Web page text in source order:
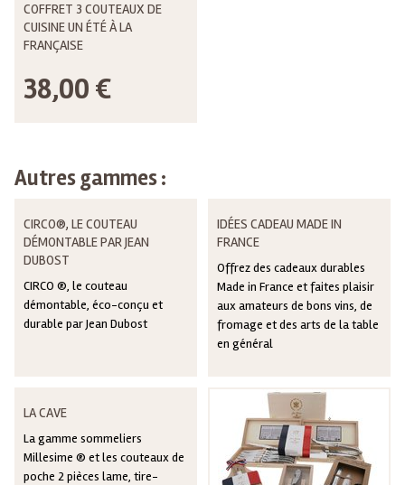
COFFRET 3 COUTEAUX DE
CUISINE UN ÉTÉ À LA
FRANÇAISE
38,00 €
Autres gammes :
CIRCO®, LE COUTEAU
DÉMONTABLE PAR JEAN
DUBOST
CIRCO ®, le couteau
démontable, éco-conçu et
durable par Jean Dubost
IDÉES CADEAU MADE IN
FRANCE
Offrez des cadeaux durables
Made in France et faites plaisir
aux amateurs de bons vins, de
fromage et des arts de la table
en général
LA CAVE
La gamme sommeliers
Millesime ® et les couteaux de
poche 2 pièces lame, tire-